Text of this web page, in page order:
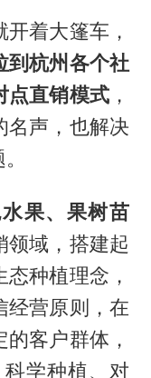
着大篷车，
到杭州各个社
点直销模式 ，
名声，也解决
果、果树苗
领域，搭建起
种植理念，
经营原则，在
客户群体，
学种植、对